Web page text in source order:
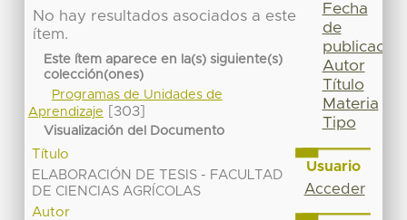
No hay resultados asociados a este
ítem.
Este ítem aparece en la(s) siguiente(s)
colección(ones)
Programas de Unidades de
Aprendizaje
[303]
Visualización del Documento
Título
ELABORACIÓN DE TESIS - FACULTAD
DE CIENCIAS AGRÍCOLAS
Autor
Fecha
de
publicación
Autor
Título
Materia
Tipo
Usuario
Acceder